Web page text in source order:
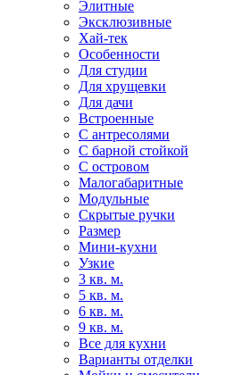
Элитные
Эксклюзивные
Хай-тек
Особенности
Для студии
Для хрущевки
Для дачи
Встроенные
С антресолями
С барной стойкой
С островом
Малогабаритные
Модульные
Скрытые ручки
Размер
Мини-кухни
Узкие
3 кв. м.
5 кв. м.
6 кв. м.
9 кв. м.
Все для кухни
Варианты отделки